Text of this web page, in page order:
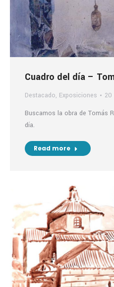
Cuadro del día –
Destacado, Exposiciones
20
Buscamos la obra de Tomás
día.
Read more